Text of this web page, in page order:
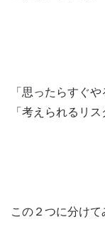
「思ったらすぐや
「考えられるリ
この２つに分けて